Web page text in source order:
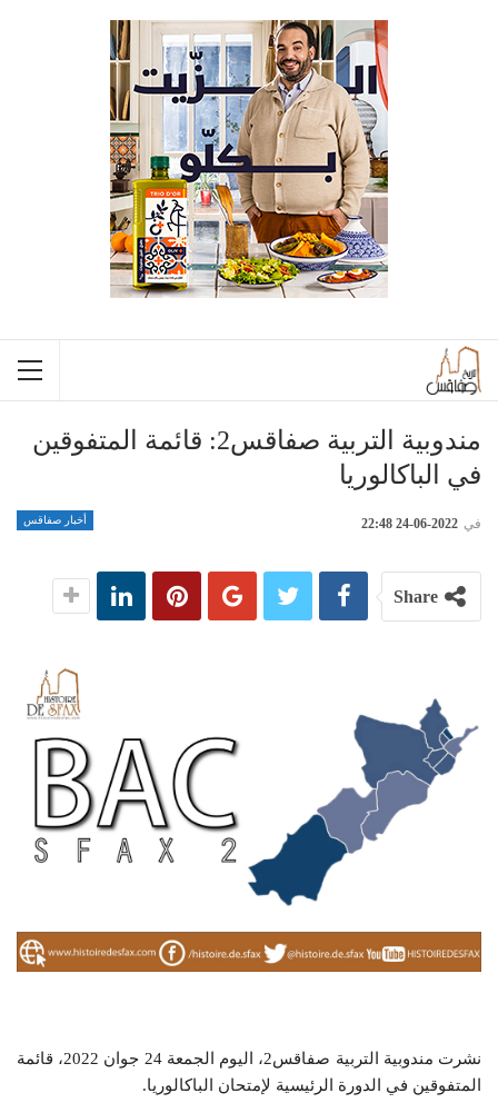
مندوبية التربية صفاقس2: قائمة المتفوقين
في الباكالوريا
أخبار صفاقس في 2022-06-24 22:48
Share
نشرت مندوبية التربية صفاقس2، اليوم الجمعة 24 جوان 2022، قائمة
المتفوقين في الدورة الرئيسية لإمتحان الباكالوريا.